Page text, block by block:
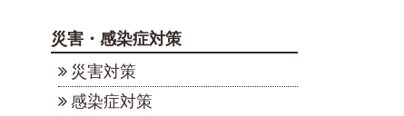
災害・感染症対策
災害対策
感染症対策